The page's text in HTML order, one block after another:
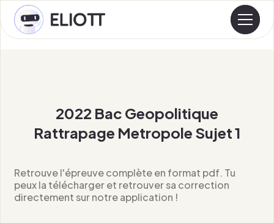
2022 Bac Geopolitique
Rattrapage Metropole Sujet 1
Retrouve l'épreuve complète en format pdf. Tu
peux la télécharger et retrouver sa correction
directement sur notre application !